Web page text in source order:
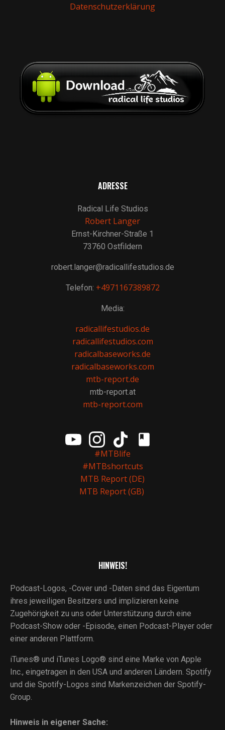
Datenschutzerklärung
ADRESSE
Radical Life Studios
Robert Langer
Ernst-Kirchner-Straße 1
73760 Ostfildern
robert.langer@radicallifestudios.de
Telefon: +4971167389872
Media:
radicallifestudios.de
radicallifestudios.com
radicalbaseworks.de
radicalbaseworks.com
mtb-report.de
mtb-report.at
mtb-report.com
#MTBlife
#MTBshortcuts
MTB Report (DE)
MTB Report (GB)
HINWEIS!
Podcast-Logos, -Cover und -Daten sind das Eigentum
ihres jeweiligen Besitzers und implizieren keine
Zugehörigkeit zu uns oder Unterstützung durch eine
Podcast-Show oder -Episode, einen Podcast-Player oder
einer anderen Plattform.
iTunes® und iTunes Logo® sind eine Marke von Apple
Inc., eingetragen in den USA und anderen Ländern. Spotify
und die Spotify-Logos sind Markenzeichen der Spotify-
Group.
Hinweis in eigener Sache: